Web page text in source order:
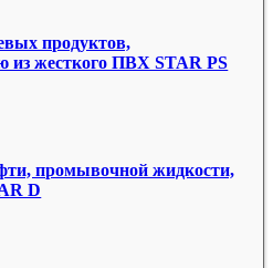
продуктов,
из жесткого ПВХ STAR PS
промывочной жидкости,
D